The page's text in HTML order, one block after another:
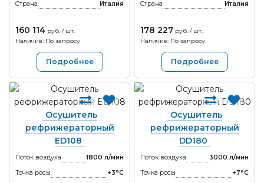
Страна
Италия
160 114 руб. / шт.
Наличие: По запросу
Подробнее
Страна
Италия
178 227 руб. / шт.
Наличие: По запросу
Подробнее
Осушитель
рефрижераторный
ED108
Поток воздуха
1800 л/мин
Точка росы
+3°С
Осушитель
рефрижераторный
DD180
Поток воздуха
3000 л/мин
Точка росы
+7°С